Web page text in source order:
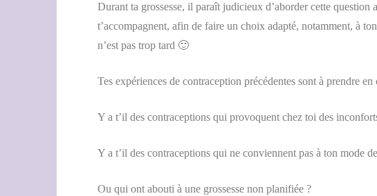
Durant ta grossesse, il paraît judicieux d’aborder cette question
t’accompagnent, afin de faire un choix adapté, notamment, à
n’est pas trop tard 🙂
Tes expériences de contraception précédentes sont à prendre en
Y a t’il des contraceptions qui provoquent chez toi des
Y a t’il des contraceptions qui ne conviennent pas à ton mode
Ou qui ont abouti à une grossesse non planifiée ?